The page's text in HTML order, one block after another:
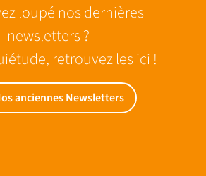
loupé nos dernières
newsletters ?
retrouvez les ici !
anciennes Newsletters